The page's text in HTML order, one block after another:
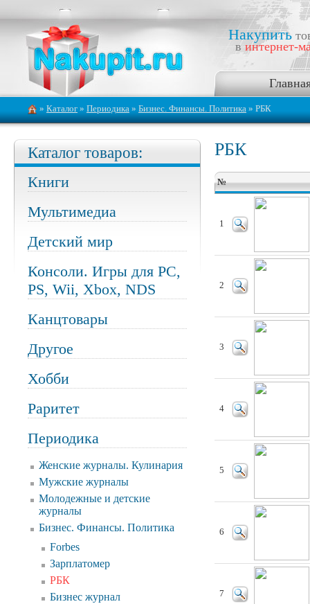
Накупить
в интернет-
» Каталог » Периодика » Бизнес. Финансы. Политика » РБК
Каталог товаров:
Книги
Мультимедиа
Детский мир
Консоли. Игры для PC,
PS, Wii, Xbox, NDS
Канцтовары
Другое
Хобби
Раритет
Периодика
Женские журналы. Кулинария
Мужские журналы
Молодежные и детские
журналы
Бизнес. Финансы. Политика
Forbes
Зарплатомер
РБК
Бизнес журнал
РБК
№
1
2
3
4
5
6
7